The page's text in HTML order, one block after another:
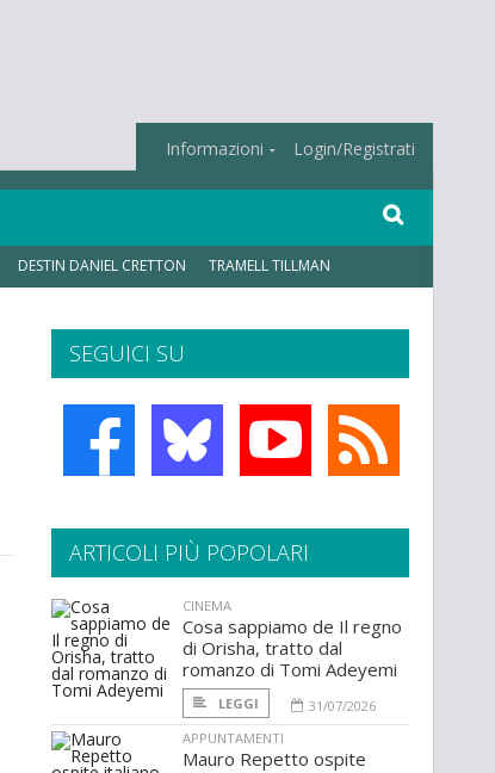
Informazioni Login/Registrati
DESTIN DANIEL CRETTON TRAMELL TILLMAN
SEGUICI SU
ARTICOLI PIÙ POPOLARI
CINEMA
Cosa sappiamo de Il regno
di Orisha, tratto dal
romanzo di Tomi Adeyemi
LEGGI
31/07/2026
APPUNTAMENTI
Mauro Repetto ospite